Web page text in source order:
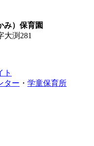
）保育園
大渕281
ト
ター ・ 学童保育所